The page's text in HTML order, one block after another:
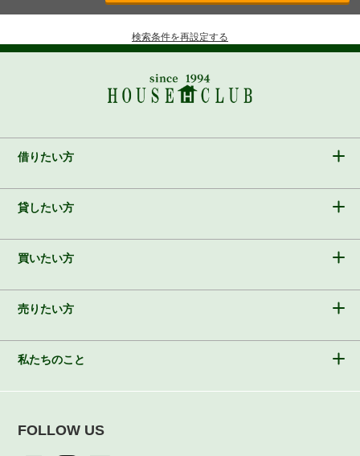
検索条件を再設定する
借りたい方
貸したい方
買いたい方
売りたい方
私たちのこと
FOLLOW US